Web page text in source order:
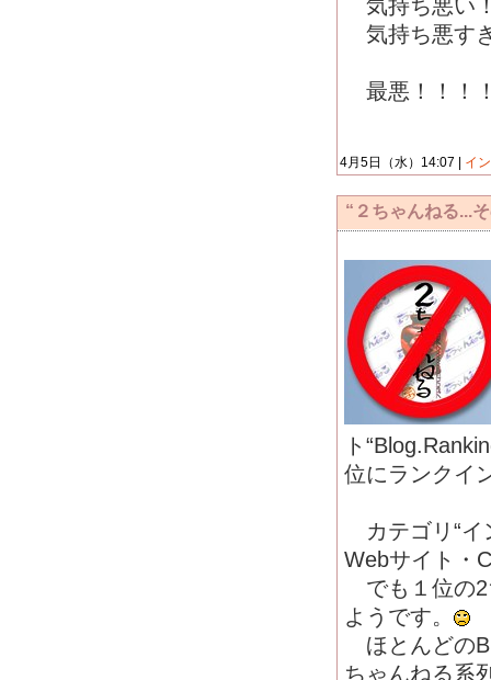
気持ち悪い
気持ち悪す
最悪！！！
4月5日（水）14:07 | イ
“２ちゃんねる...
ト
位にランクイ
カテゴリ“イ
Webサイト・
でも１位の2
ようです。
ほとんどの
ちゃんねる系